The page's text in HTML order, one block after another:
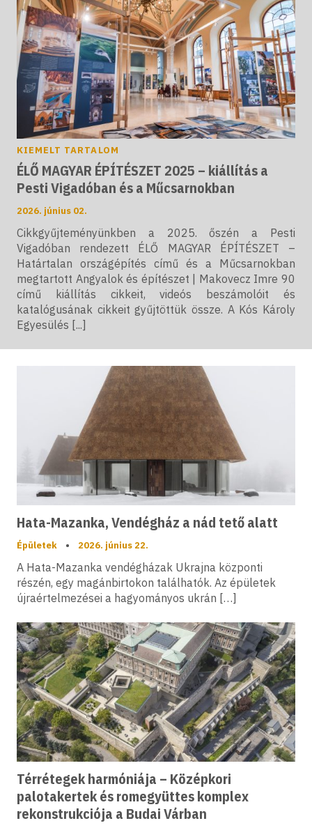
KIEMELT TARTALOM
ÉLŐ MAGYAR ÉPÍTÉSZET 2025 – kiállítás a
Pesti Vigadóban és a Műcsarnokban
2026. június 02.
Cikkgyűjteményünkben a 2025. őszén a Pesti
Vigadóban rendezett ÉLŐ MAGYAR ÉPÍTÉSZET –
Határtalan országépítés című és a Műcsarnokban
megtartott Angyalok és építészet | Makovecz Imre 90
című kiállítás cikkeit, videós beszámolóit és
katalógusának cikkeit gyűjtöttük össze. A Kós Károly
Egyesülés [...]
Hata-Mazanka, Vendégház a nád tető alatt
Épületek • 2026. június 22.
A Hata-Mazanka vendégházak Ukrajna központi
részén, egy magánbirtokon találhatók. Az épületek
újraértelmezései a hagyományos ukrán […]
Térrétegek harmóniája – Középkori
palotakertek és romegyüttes komplex
rekonstrukciója a Budai Várban